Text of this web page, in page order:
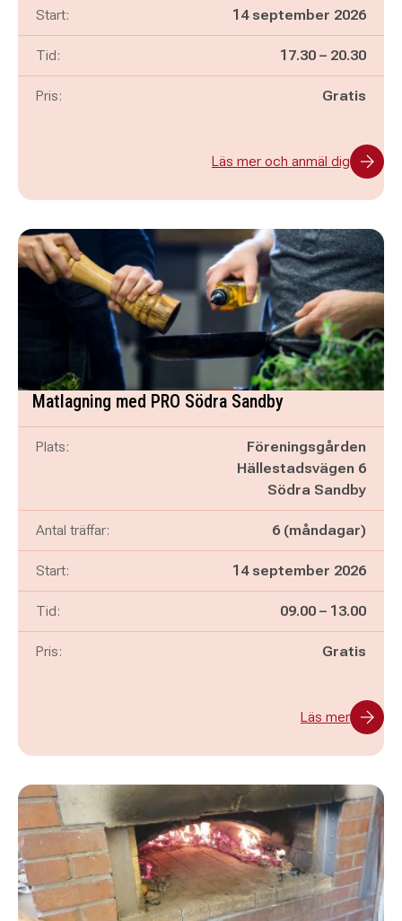
Start: 14 september 2026
Tid: Pågår mellan
17.30 – och
20.30
Pris: Gratis
Läs mer och anmäl dig
Matlagning med PRO Södra Sandby
Plats:
Föreningsgården
Hällestadsvägen 6
Södra Sandby
Antal träffar: 6 (måndagar)
Start: 14 september 2026
Tid: Pågår mellan
09.00 – och
13.00
Pris: Gratis
Läs mer